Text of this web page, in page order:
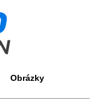
Obrázky